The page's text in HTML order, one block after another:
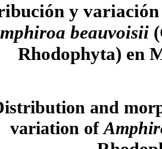
y
beauvoisii
Rhodophyta) en
and
variation of